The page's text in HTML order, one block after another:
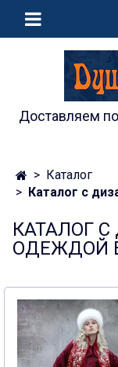
Доставляем
Каталог
Каталог с
КАТАЛОГ
ОДЕЖДОЙ